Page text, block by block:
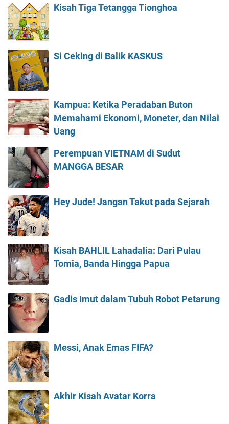
Kisah Tiga Tetangga Tionghoa
Si Ceking di Balik KASKUS
Kampua: Ketika Peradaban Buton
Memahami Ekonomi, Moneter, dan Nilai
Uang
Perempuan VIETNAM di Sudut
MANGGA BESAR
Hey Jude! Jangan Takut pada Sejarah
Kisah BAHLIL Lahadalia: Dari Pulau
Tomia, Banda Hingga Papua
Gadis Imut dalam Tubuh Robot Petarung
Messi, Anak Emas FIFA?
Akhir Kisah Avatar Korra